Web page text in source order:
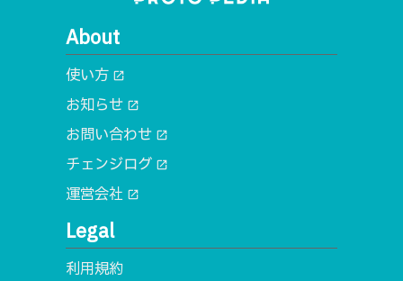
About
使い方 open_in_new
お知らせ open_in_new
お問い合わせ open_in_new
チェンジログ open_in_new
運営会社 open_in_new
Legal
利用規約